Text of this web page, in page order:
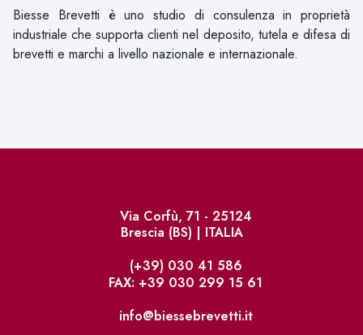
Biesse Brevetti è uno studio di consulenza in proprietà
industriale che supporta clienti nel deposito, tutela e difesa di
brevetti e marchi a livello nazionale e internazionale.
Via Corfù, 71 - 25124
Brescia (BS) | ITALIA
(+39) 030 41 586
FAX: +39 030 299 15 61
info@biessebrevetti.it